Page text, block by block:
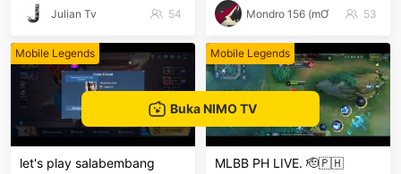
Julian Tv 54 Mondro 156 (mƠ 53
Mobile Legends
let's play salabembang
Mobile Legends
MLBB PH LIVE. 🫡🇵🇭
Buka NIMO TV